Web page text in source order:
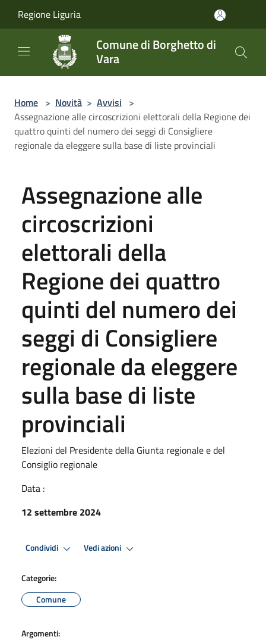
Regione Liguria
Comune di Borghetto di
Vara
Home > Novità > Avvisi >
Assegnazione alle circoscrizioni elettorali della Regione dei
quattro quinti del numero dei seggi di Consigliere
regionale da eleggere sulla base di liste provinciali
Assegnazione alle
circoscrizioni
elettorali della
Regione dei quattro
quinti del numero dei
seggi di Consigliere
regionale da eleggere
sulla base di liste
provinciali
Elezioni del Presidente della Giunta regionale e del
Consiglio regionale
Data :
12 settembre 2024
Condividi Vedi azioni
Categorie:
Comune
Argomenti: